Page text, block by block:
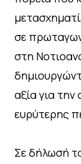
σε
στη
αξία για την
ευρύτερης
Σε δήλωσή